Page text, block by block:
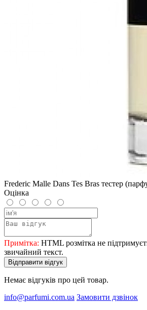
Frederic Malle Dans Tes Bras тестер
Оцінка
Примітка: HTML розмітка не
звичайний текст.
Відправити відгук
Немає відгуків про цей товар.
info@parfumi.com.ua Замовити дзвінок